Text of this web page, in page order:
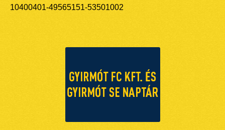
10400401-49565151-53501002